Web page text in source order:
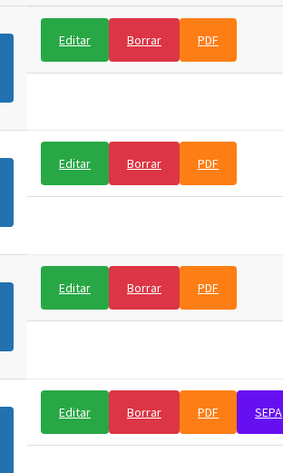
Editar Borrar PDF
Editar Borrar PDF
Editar Borrar PDF
Editar Borrar PDF SEPA